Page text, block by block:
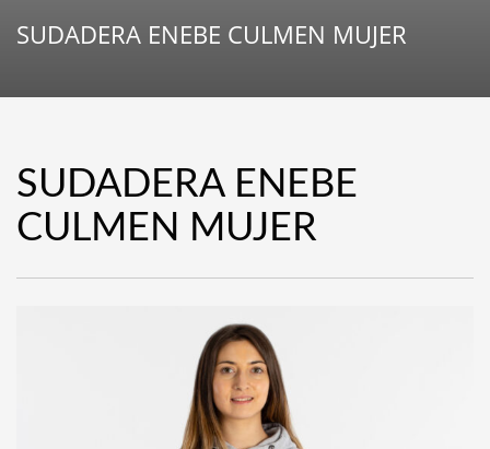
SUDADERA ENEBE CULMEN MUJER
SUDADERA ENEBE
CULMEN MUJER